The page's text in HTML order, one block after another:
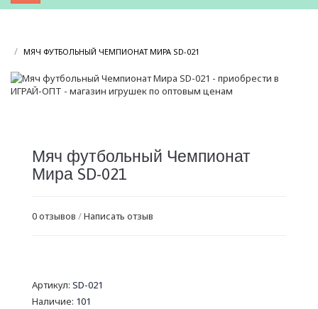
/ МЯЧ ФУТБОЛЬНЫЙ ЧЕМПИОНАТ МИРА SD-021
Мяч футбольный Чемпионат
Мира SD-021
0 отзывов /Написать отзыв
Артикул: SD-021
Наличие: 101